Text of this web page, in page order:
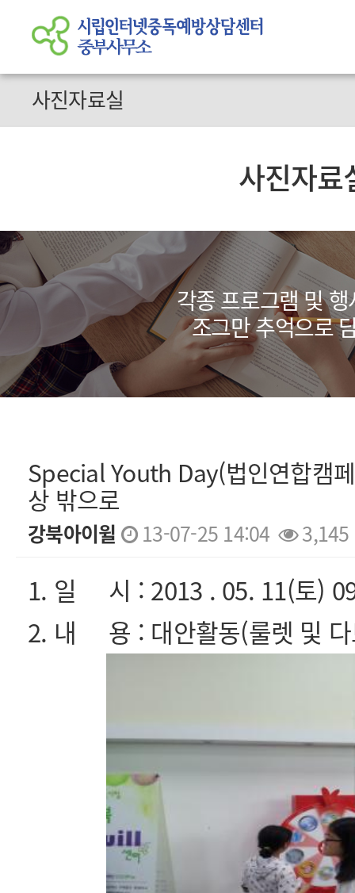
사진자료실
사진자료
각종 프로그램 및
조그만 추억으로
Special Youth Day(법인연합캠
상 밖으로
강북아이윌 13-07-25 14:04 3,145
본문
1. 일 시 : 2013 . 05. 11(토)
2. 내 용 : 대안활동(룰렛 및 다